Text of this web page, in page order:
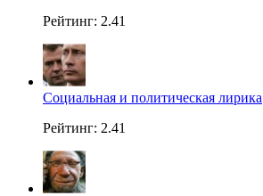
Рейтинг: 2.41
Социальная и политическая лирика
Рейтинг: 2.41